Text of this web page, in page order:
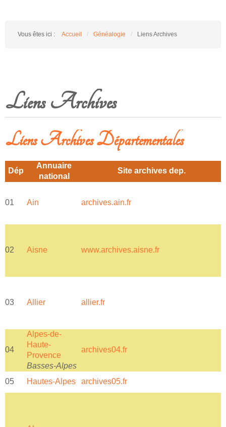
Vous êtes ici : Accueil / Généalogie / Liens Archives
Liens Archives
Liens Archives Départementales
Dép
Annuaire
national
Site archives dep.
01 Ain archives.ain.fr
02 Aisne www.archives.aisne.fr
03 Allier allier.fr
04
Alpes-de-
Haute-
Provence
Basses-Alpes
archives04.fr
05 Hautes-Alpes archives05.fr